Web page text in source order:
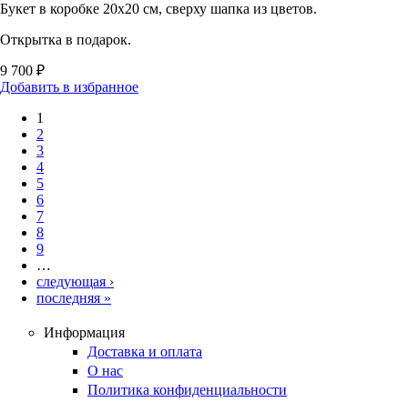
Букет в коробке 20х20 см, сверху шапка из цветов.
Открытка в подарок.
9 700 ₽
Добавить в избранное
Страницы
1
2
3
4
5
6
7
8
9
…
следующая ›
последняя »
Информация
Доставка и оплата
О нас
Политика конфиденциальности